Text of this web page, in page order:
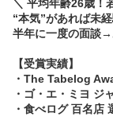
＼ 平均年齢26歳！
“本気”があれば未
半年に一度の面談→
【受賞実績】
・The Tabelog
・ゴ・エ・ミヨ ジ
・食べログ 百名店